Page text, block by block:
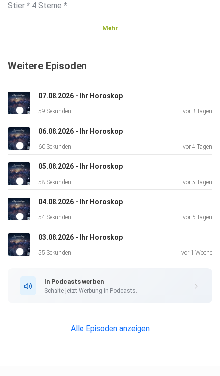
Stier * 4 Sterne *
einer bewundernswerten Leichtigkeit.
Zwillinge * 3 Sterne *
Wichtige Gespräche verlaufen besser als gedacht. Bleiben
authentisch, denn Ihre Meinung ist in diesem Moment sehr
gefragt.
Krebs * 4 Sterne *
Sie strahlen vor positiver Energie. Ihre Ausstrahlung wirkt
das für eine
Mehr
Weitere Episoden
07.08.2026 - Ihr Horoskop
59 Sekunden vor 3 Tagen
06.08.2026 - Ihr Horoskop
60 Sekunden vor 4 Tagen
05.08.2026 - Ihr Horoskop
58 Sekunden vor 5 Tagen
04.08.2026 - Ihr Horoskop
54 Sekunden vor 6 Tagen
03.08.2026 - Ihr Horoskop
55 Sekunden vor 1 Woche
In Podcasts werben
Schalte jetzt Werbung in Podcasts.
Alle Episoden anzeigen